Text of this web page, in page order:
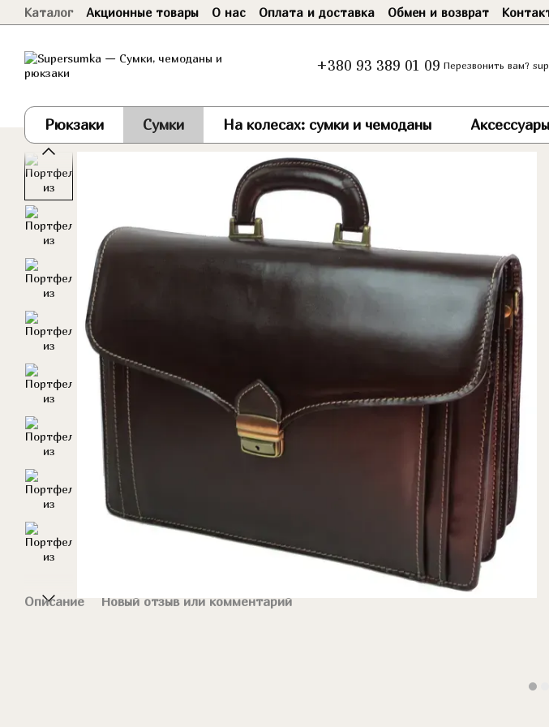
Перейти к основному контенту
Каталог Акционные товары О нас Оплата и доставка Обмен и возврат
+380 93 389 01 09 Перезвонить вам?
Рюкзаки Сумки На колесах: сумки и чемоданы Аксессуары
Описание Новый отзыв или комментарий